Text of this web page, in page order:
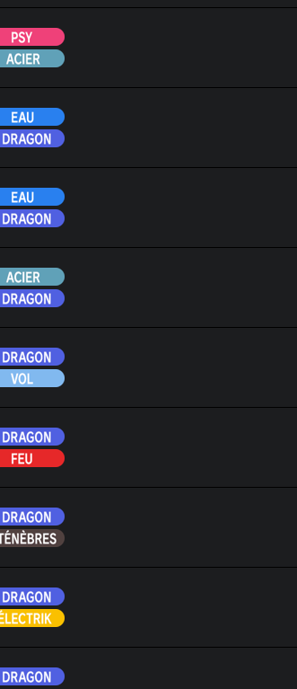
Psy
Acier
Eau
Dragon
Eau
Dragon
Acier
Dragon
Dragon
Vol
Dragon
Feu
Dragon
Ténèbres
Dragon
Électrik
Dragon